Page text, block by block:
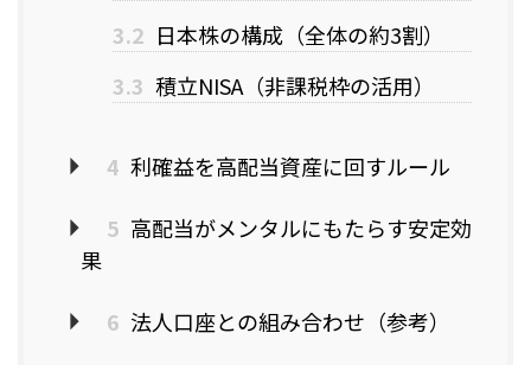
3.2 日本株の構成（全体の約3割）
3.3 積立NISA（非課税枠の活用）
4 利確益を高配当資産に回すルール
5 高配当がメンタルにもたらす安定効
果
6 法人口座との組み合わせ（参考）